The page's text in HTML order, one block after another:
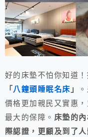
好的床墊不怕你知道！
「 八鐘頭睡眠名床 」
價格更加親民又實惠
最大的保障。 床墊的
際認證，更顧及到了